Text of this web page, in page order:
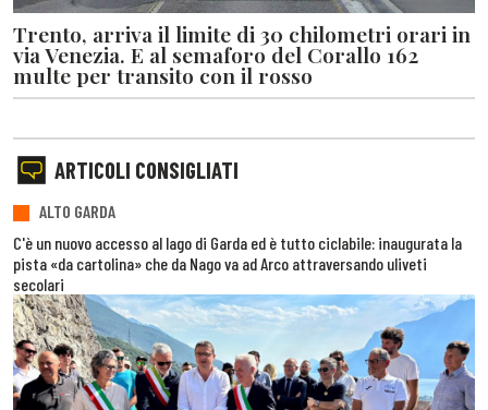
Trento, arriva il limite di 30 chilometri orari in
via Venezia. E al semaforo del Corallo 162
multe per transito con il rosso
ARTICOLI CONSIGLIATI
ALTO GARDA
C'è un nuovo accesso al lago di Garda ed è tutto ciclabile: inaugurata la
pista «da cartolina» che da Nago va ad Arco attraversando uliveti
secolari